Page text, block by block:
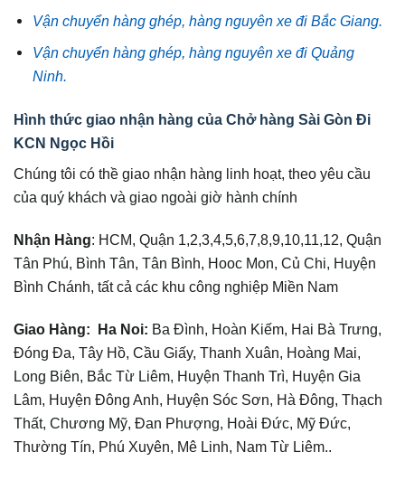
Vận chuyển hàng ghép, hàng nguyên xe đi Bắc Giang.
Vận chuyển hàng ghép, hàng nguyên xe đi Quảng
Ninh.
Hình thức giao nhận hàng của Chở hàng Sài Gòn Đi
KCN Ngọc Hồi
Chúng tôi có thề giao nhận hàng linh hoạt, theo yêu cầu
của quý khách và giao ngoài giờ hành chính
Nhận Hàng: HCM, Quận 1,2,3,4,5,6,7,8,9,10,11,12, Quận
Tân Phú, Bình Tân, Tân Bình, Hooc Mon, Củ Chi, Huyện
Bình Chánh, tất cả các khu công nghiệp Miền Nam
Giao Hàng: Ha Noi: Ba Đình, Hoàn Kiếm, Hai Bà Trưng,
Đóng Đa, Tây Hồ, Cầu Giấy, Thanh Xuân, Hoàng Mai,
Long Biên, Bắc Từ Liêm, Huyện Thanh Trì, Huyện Gia
Lâm, Huyện Đông Anh, Huyện Sóc Sơn, Hà Đông, Thạch
Thất, Chương Mỹ, Đan Phượng, Hoài Đức, Mỹ Đức,
Thường Tín, Phú Xuyên, Mê Linh, Nam Từ Liêm..